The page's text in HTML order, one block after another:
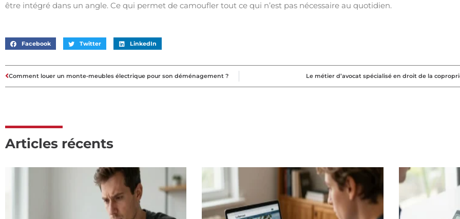
être intégré dans un angle. Ce qui permet de camoufler tout ce qui n’est pas nécessaire au quotidien.
Facebook Twitter LinkedIn
Comment louer un monte-meubles électrique pour son déménagement ? Le métier d’avocat spécialisé en droit de la
Articles récents